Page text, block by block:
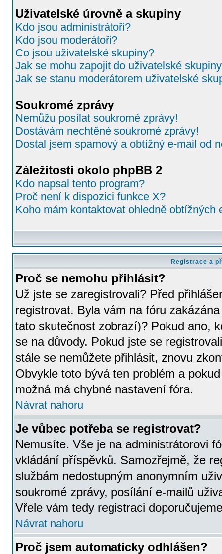
Uživatelské úrovně a skupiny
Kdo jsou administrátoři?
Kdo jsou moderátoři?
Co jsou uživatelské skupiny?
Jak se mohu zapojit do uživatelské
Jak se stanu moderátorem uživatelské
Soukromé zprávy
Nemůžu posílat soukromé zprávy!
Dostávám nechtěné soukromé zprávy!
Dostal jsem spamový a obtížný e-mail od
Záležitosti okolo phpBB 2
Kdo napsal tento program?
Proč není k dispozici funkce X?
Koho mám kontaktovat ohledně
Registrace a
Proč se nemohu přihlásit?
Už jste se zaregistrovali? Před
registrovat. Byla vám na fóru
tato skutečnost zobrazí)? Pokud ano,
se na důvody. Pokud jste se
stále se nemůžete přihlásit, znovu
Obvykle toto bývá ten problém a
možná má chybné nastavení fóra.
Návrat nahoru
Je vůbec potřeba se registrovat?
Nemusíte. Vše je na administrátorovi
vkládání příspěvků. Samozřejmě, že
službám nedostupným anonymním
soukromé zprávy, posílání e-mailů
Vřele vám tedy registraci
Návrat nahoru
Proč jsem automaticky odhlášen?